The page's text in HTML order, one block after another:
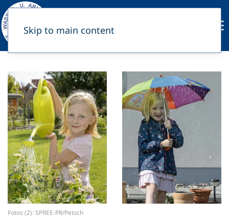
Skip to main content
Mehr … Mehr …
Fotos (2): SPREE-PR/Petsch